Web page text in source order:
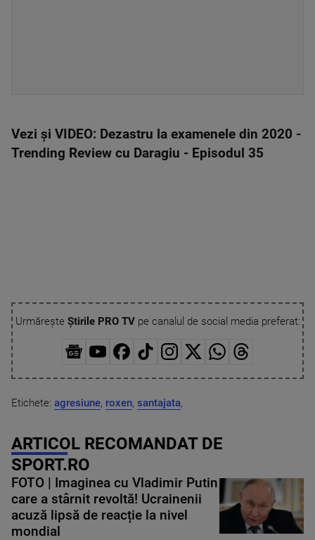
Vezi și VIDEO: Dezastru la examenele din 2020 -
Trending Review cu Daragiu - Episodul 35
Urmărește Știrile PRO TVpe canalul de social media preferat:
Etichete: agresiune, roxen, santajata,
ARTICOL RECOMANDAT DE
SPORT.RO
FOTO | Imaginea cu Vladimir Putin
care a stârnit revoltă! Ucrainenii
acuză lipsă de reacție la nivel
mondial